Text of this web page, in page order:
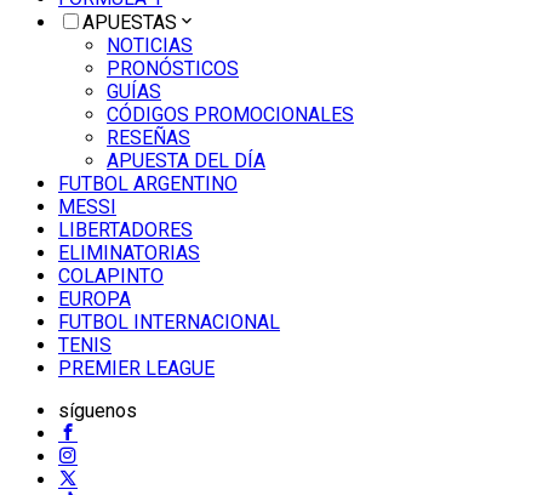
APUESTAS
NOTICIAS
PRONÓSTICOS
GUÍAS
CÓDIGOS PROMOCIONALES
RESEÑAS
APUESTA DEL DÍA
FUTBOL ARGENTINO
MESSI
LIBERTADORES
ELIMINATORIAS
COLAPINTO
EUROPA
FUTBOL INTERNACIONAL
TENIS
PREMIER LEAGUE
síguenos